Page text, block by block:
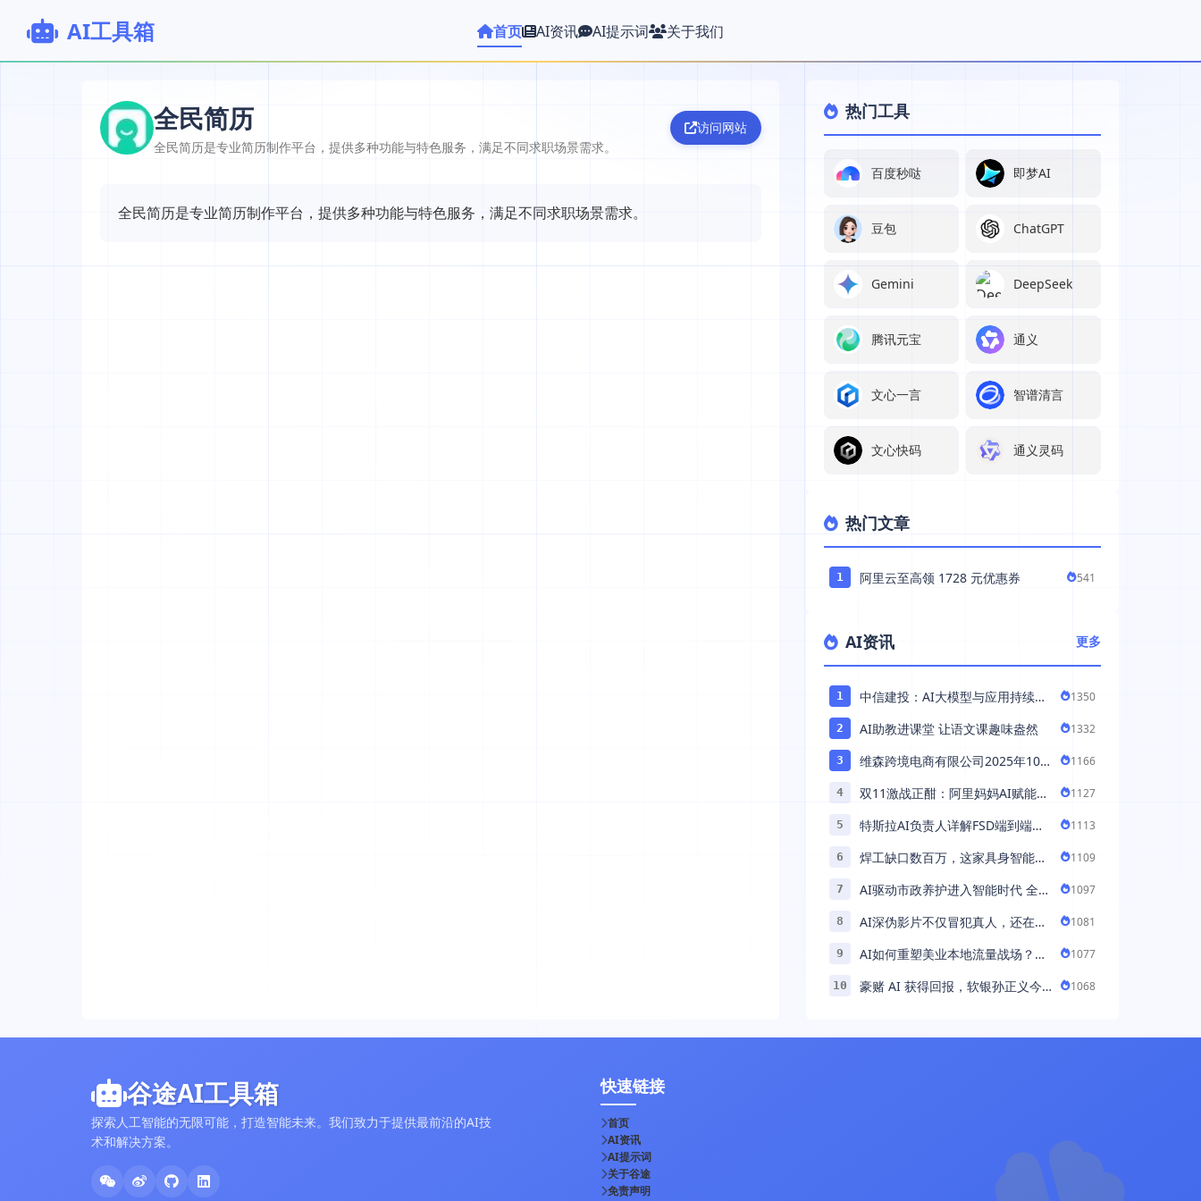
AI工具箱 首页 AI资讯 AI提示词 关于我们
全民简历
全民简历是专业简历制作平台，提供多种功能与特色服务，满足不同求职场景需求。
访问网站
全民简历是专业简历制作平台，提供多种功能与特色服务，满足不同求职场景需求。
热门工具
百度秒哒 即梦AI
豆包 ChatGPT
Gemini DeepSeek
腾讯元宝 通义
文心一言 智谱清言
文心快码 通义灵码
热门文章
1 阿里云至高领 1728 元优惠券 541
AI资讯 更多
1
中信建投：AI大模型与应用持续发
1350
2 AI助教进课堂 让语文课趣味盎然 1332
3
维森跨境电商有限公司2025年10
家 ...
1166
4
双11激战正酣：阿里妈妈AI赋能，
1127
5
特斯拉AI负责人详解FSD端到端架
智能 ...
1113
6
焊工缺口数百万，这家具身智能机
...
1109
7
AI驱动市政养护进入智能时代 全国
1097
8
AI深伪影片不仅冒犯真人，还在英
1081
9
AI如何重塑美业本地流量战场？拆
1077
10
豪赌 AI 获得回报，软银孙正义今
1068
谷途AI工具箱
探索人工智能的无限可能，打造智能未来。我们致力于提供最前沿的AI技
术和解决方案。
快速链接
首页
AI资讯
AI提示词
关于谷途
免责声明